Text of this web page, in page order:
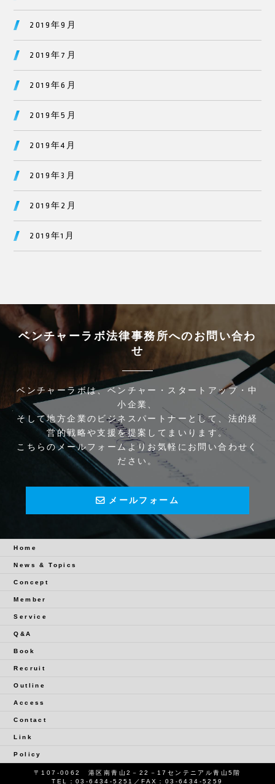
2019年9月
2019年7月
2019年6月
2019年5月
2019年4月
2019年3月
2019年2月
2019年1月
ベンチャーラボ法律事務所へのお問い合わ
せ
ベンチャーラボは、ベンチャー・スタートアップ・中
小企業、
そして地方企業のビジネスパートナーとして、法的経
営的戦略や支援を提案してまいります。
こちらのメールフォームよりお気軽にお問い合わせく
ださい。
メールフォーム
Home
News & Topics
Concept
Member
Service
Q&A
Book
Recruit
Outline
Access
Contact
Link
Policy
〒107-0062 港区南青山2－22－17センテニアル青山5階
TEL： 03-6434-5251 ／FAX：03-6434-5259